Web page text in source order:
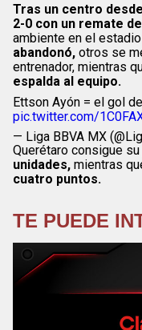
Tras un centro
2-0 con un remate
ambiente en el
abandonó, otros se
entrenador, mientras
espalda al equipo.
Ettson Ayón = el gol
pic.twitter.com/
— Liga BBVA MX
Querétaro consigue
unidades, mientras
cuatro puntos.
TE PUEDE